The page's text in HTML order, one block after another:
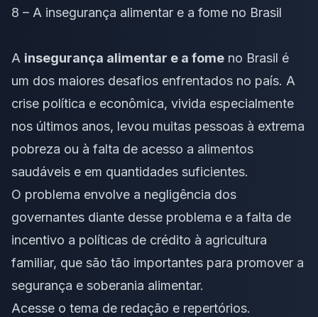
8 – A insegurança alimentar e a fome no Brasil
A insegurança alimentar e a fome no Brasil é
um dos maiores desafios enfrentados no país. A
crise política e econômica, vivida especialmente
nos últimos anos, levou muitas pessoas à extrema
pobreza ou à falta de acesso a alimentos
saudáveis e em quantidades suficientes.
O problema envolve a negligência dos
governantes diante desse problema e a falta de
incentivo a políticas de crédito à agricultura
familiar, que são tão importantes para promover a
segurança e soberania alimentar.
Acesse o tema de redação e repertórios.